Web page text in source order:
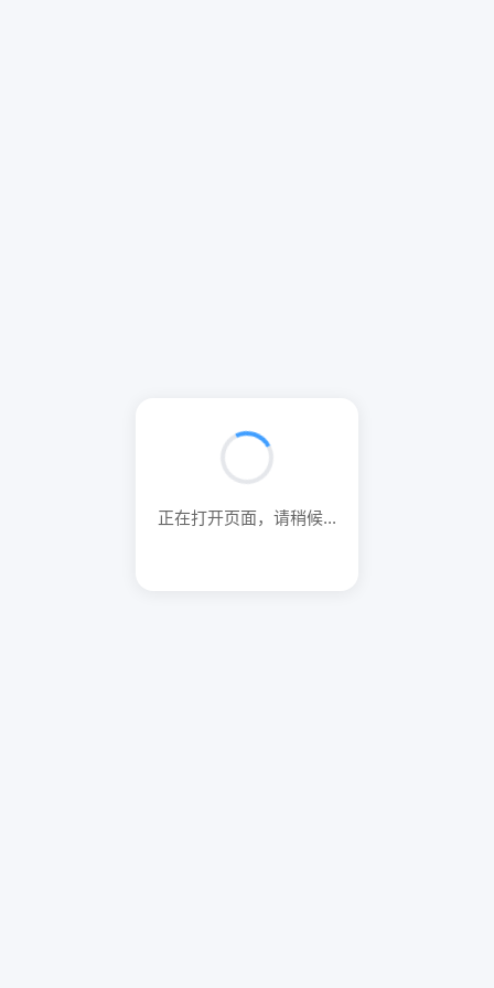
正在打开页面，请稍候...